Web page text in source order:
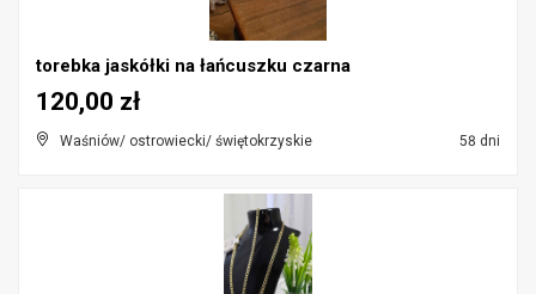
torebka jaskółki na łańcuszku czarna
Waśniów/ ostrowiecki/ świętokrzyskie 58 dni
120,00 zł